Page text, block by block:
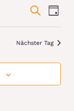
und
SUCHE
TAG
Nächster Tag